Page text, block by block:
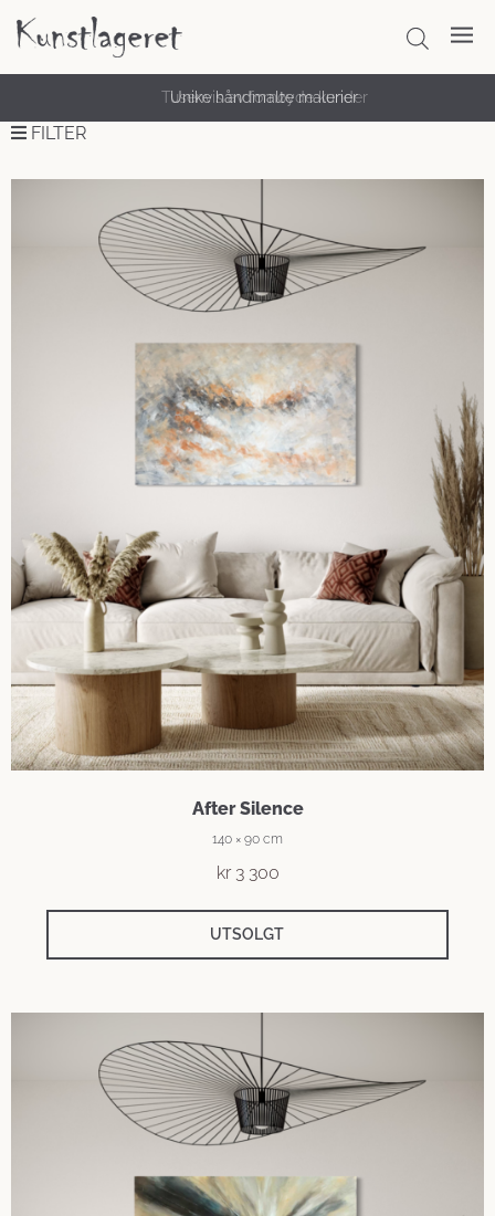
Unike håndmalte malerier
FILTER
After Silence
140 × 90 cm
kr3 300
UTSOLGT